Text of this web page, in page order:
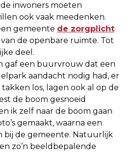
de inwoners moeten
ook vaak meedenken.
gemeente de zorgplicht
de openbare ruimte. Tot
deel.
gaf een buurvrouw dat een
aandacht nodig had, er
los, lagen ook al op de
de boom gesnoeid
ik zelf naar de boom gaan
gemaakt, waarna een
bij de gemeente. Natuurlijk
zo’n beeldbepalende